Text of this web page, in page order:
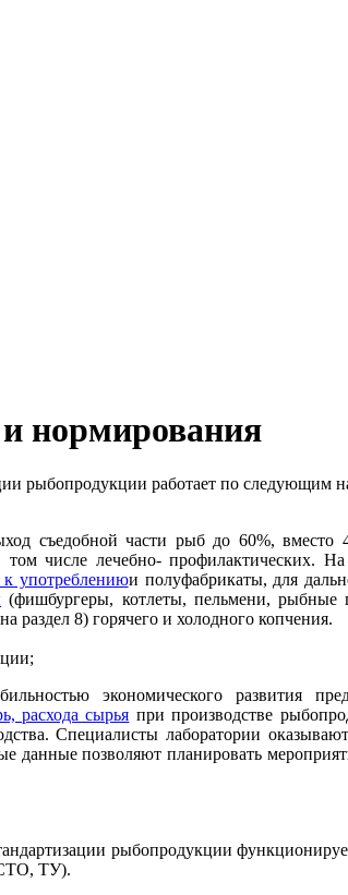
нормирования
рыбопродукции работает по следующим
съедобной части рыб до 60%,
том числе лечебно-
употреблениюи полуфабрикаты, для
(фишбургеры, котлеты, пельмени,
раздел 8) горячего и холодного копчения.
экономического развития
расхода сырья при производстве
Специалисты лаборатории
данные позволяют планировать
рыбопродукции
ТУ).